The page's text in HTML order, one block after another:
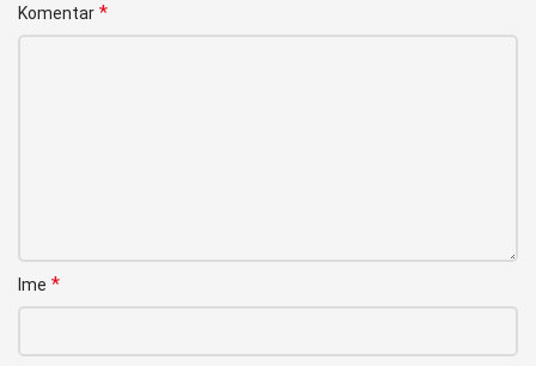
Komentar *
Ime *